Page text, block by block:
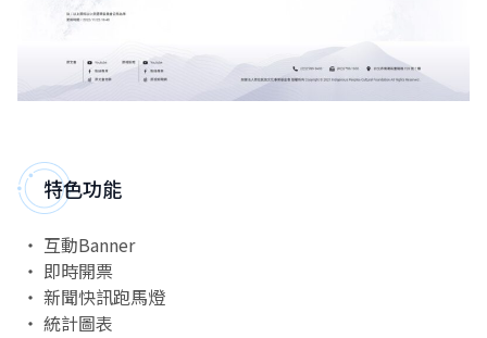
特色功能
互動Banner
即時開票
新聞快訊跑馬燈
統計圖表